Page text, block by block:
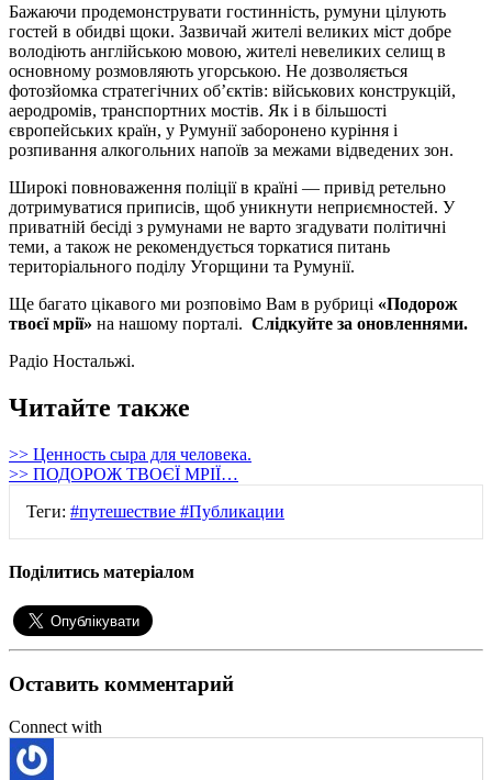
Бажаючи продемонструвати гостинність, румуни цілують
гостей в обидві щоки. Зазвичай жителі великих міст добре
володіють англійською мовою, жителі невеликих селищ в
основному розмовляють угорською. Не дозволяється
фотозйомка стратегічних об’єктів: військових конструкцій,
аеродромів, транспортних мостів. Як і в більшості
європейських країн, у Румунії заборонено куріння і
розпивання алкогольних напоїв за межами відведених зон.
Широкі повноваження поліції в країні — привід ретельно
дотримуватися приписів, щоб уникнути неприємностей. У
приватній бесіді з румунами не варто згадувати політичні
теми, а також не рекомендується торкатися питань
територіального поділу Угорщини та Румунії.
Ще багато цікавого ми розповімо Вам в рубриці «Подорож
твоєї мрії» на нашому порталі. Слідкуйте за оновленнями.
Радіо Ностальжі.
Читайте также
>> Ценность сыра для человека.
>> ПОДОРОЖ ТВОЄЇ МРІЇ…
Теги: #путешествие #Публикации
Поділитись матеріалом
Оставить комментарий
Connect with